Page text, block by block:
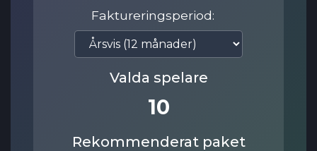
Faktureringsperiod:
Valda spelare
10
Rekommenderat paket